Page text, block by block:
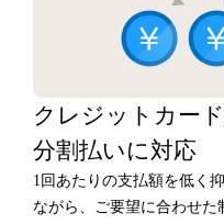
クレジットカー
分割払いに対応
1回あたりの支払額を低く
ながら、ご要望に合わせた